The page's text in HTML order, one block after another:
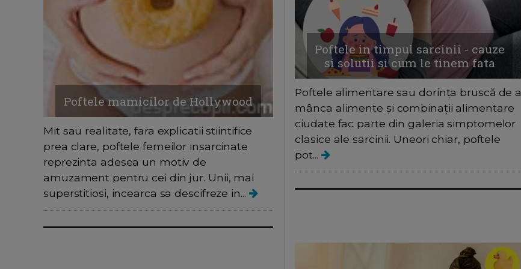
Poftele mamicilor de Hollywood
Mit sau realitate, fara explicatii stiintifice
prea clare, poftele femeilor insarcinate
reprezinta adesea un motiv de
amuzament pentru cei din jur. Unii, mai
superstitiosi, incearca sa descifreze in...
Poftele in timpul sarcinii - cauze
si solutii si cum le tinem fata
Poftele alimentare sau dorința bruscă de a
mânca alimente și combinații alimentare
ciudate fac parte din galeria simptomelor
clasice ale sarcinii. Uneori chiar, poftele
pot...